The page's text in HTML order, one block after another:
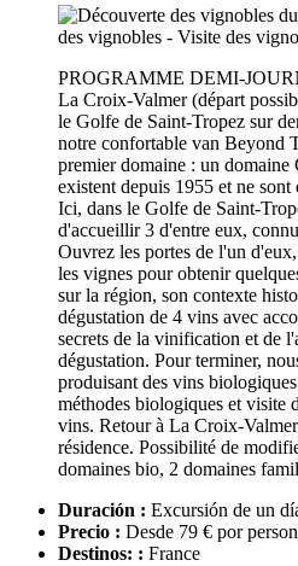
PROGRAMME DEMI-
La Croix-Valmer (départ
le Golfe de Saint-Tropez sur
notre confortable van Beyond
premier domaine : un domaine
existent depuis 1955 et ne
Ici, dans le Golfe de Saint-
d'accueillir 3 d'entre eux,
Ouvrez les portes de l'un
les vignes pour obtenir
sur la région, son contexte
dégustation de 4 vins avec
secrets de la vinification et de
dégustation. Pour terminer,
produisant des vins
méthodes biologiques et visite
vins. Retour à La Croix-
résidence. Possibilité de
domaines bio, 2 domaines
Duración : Excursión de un
Precio : Desde 79 € por
Destinos: : France